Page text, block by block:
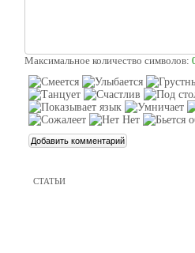
Максимальное количество символов:
СТАТЬИ